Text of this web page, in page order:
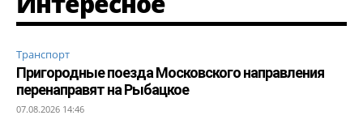
Транспорт
Пригородные поезда Московского направления
перенаправят на Рыбацкое
07.08.2026 14:46